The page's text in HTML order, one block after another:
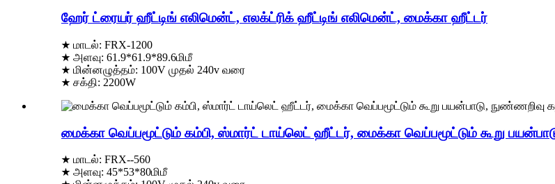
ஹேர் ட்ரையர் ஹீட்டிங் எலிமென்ட், எலக்ட்ரிக் ஹீட்டிங் எலிமென்ட், மைக்கா ஹீட்டர்
★ மாடல்: FRX-1200
★ அளவு: 61.9*61.9*89.6மிமீ
★ மின்னழுத்தம்: 100V முதல் 240v வரை
★ சக்தி: 2200W
மைக்கா வெப்பமூட்டும் கம்பி, ஸ்மார்ட் டாய்லெட் ஹீட்டர், மைக்கா வெப்பமூட்டும் கூறு
★ மாடல்: FRX--560
★ அளவு: 45*53*80மிமீ